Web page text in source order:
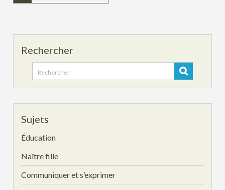
Rechercher
Search
for:
Sujets
Éducation
Naître fille
Communiquer et s’exprimer